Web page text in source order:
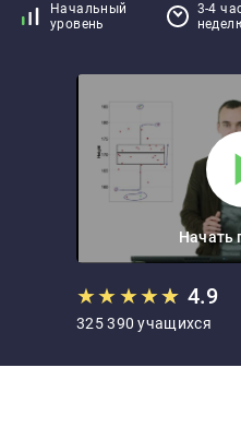
Начальный
уровень
3-4
Начать
★★★★★
★ 4.9
325 390 учащихся